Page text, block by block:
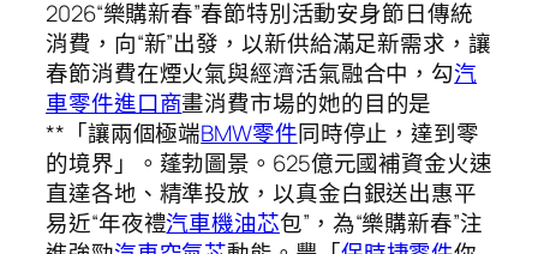
2026“樂購新春”春節特別活動安身節日傳統
消費，向“新”出發，以新供給滿足新需求，讓
春節消費在煙火氣與經濟活氣融合中，勾汽
車零件進口商畫消費市場的她的目的是
**「讓兩個極端BMW零件同時停止，達到零
的境界」。蓬勃圖景。625億元國補資金火速
直達各地、精準投放，以真金白銀送出惠平
易近“年夜禮汽車機油芯包”，為“樂購新春”注